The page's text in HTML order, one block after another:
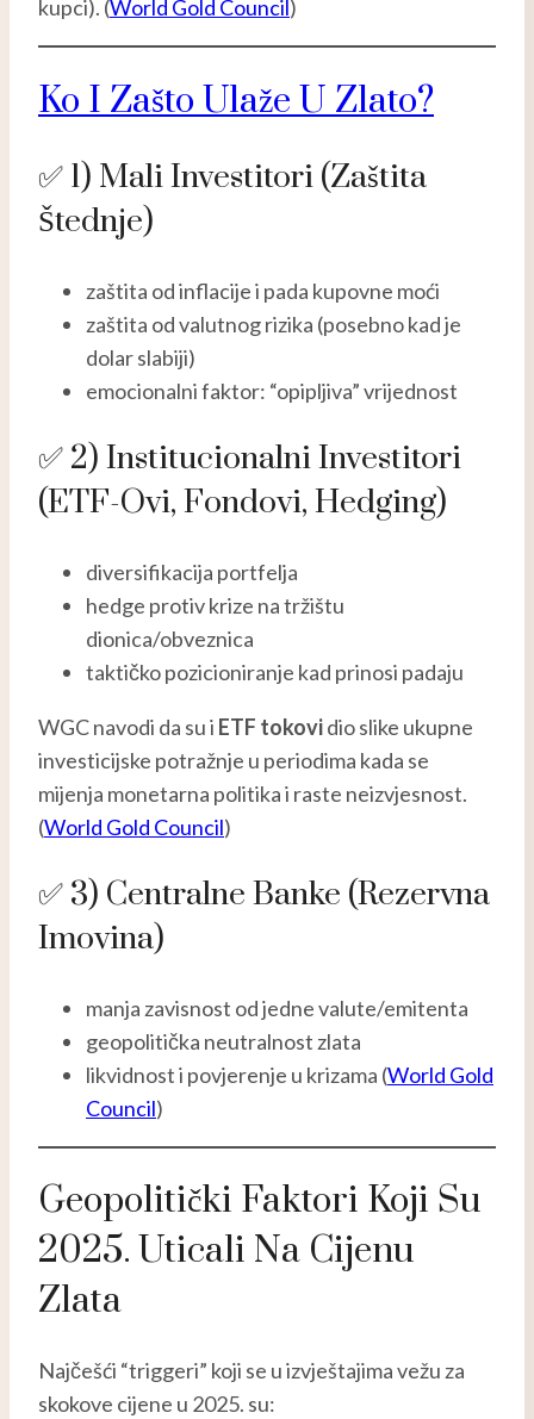
kupci). (World Gold Council)
Ko I Zašto Ulaže U Zlato?
✅ 1) Mali Investitori (zaštita
Štednje)
zaštita od inflacije i pada kupovne moći
zaštita od valutnog rizika (posebno kad je
dolar slabiji)
emocionalni faktor: “opipljiva” vrijednost
✅ 2) Institucionalni Investitori
(ETF-Ovi, Fondovi, Hedging)
diversifikacija portfelja
hedge protiv krize na tržištu
dionica/obveznica
taktičko pozicioniranje kad prinosi padaju
WGC navodi da su i ETF tokovidio slike ukupne
investicijske potražnje u periodima kada se
mijenja monetarna politika i raste neizvjesnost.
(World Gold Council)
✅ 3) Centralne Banke (rezervna
Imovina)
manja zavisnost od jedne valute/emitenta
geopolitička neutralnost zlata
likvidnost i povjerenje u krizama (World Gold
Council)
Geopolitički Faktori Koji Su
2025. Uticali Na Cijenu
Zlata
Najčešći “triggeri” koji se u izvještajima vežu za
skokove cijene u 2025. su: